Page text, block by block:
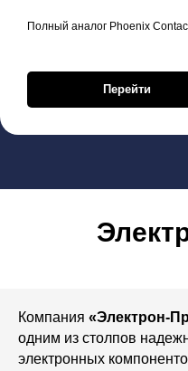
Полный аналог Phoenix
Перейти
Компания «Электрон-
одним из столпов
электронных